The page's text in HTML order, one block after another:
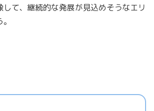
して、継続的な発展が見込めそうなエリ